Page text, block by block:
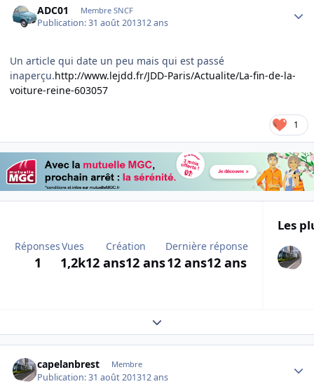
ADC01 Membre SNCF
Publication:31 août 201312 ans
Un article qui date un peu mais qui est passé
inaperçu.http://www.lejdd.fr/JDD-Paris/Actualite/La-fin-de-la-
voiture-reine-603057
1
Réponses
1
Vues
1,2k
Création
12 ans12 ans
Dernière réponse
12 ans12 ans
Les
Expand topic overview
capelanbrest Membre
Publication:31 août 201312 ans